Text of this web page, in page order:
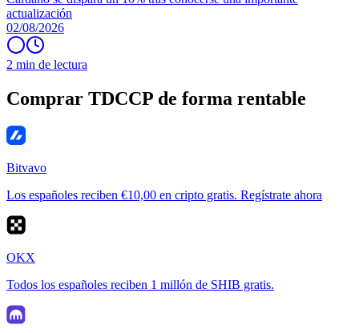
actualización
02/08/2026
2 min de lectura
Comprar TDCCP de forma rentable
Bitvavo
Los españoles reciben €10,00 en cripto gratis. Regístrate ahora
OKX
Todos los españoles reciben 1 millón de SHIB gratis.